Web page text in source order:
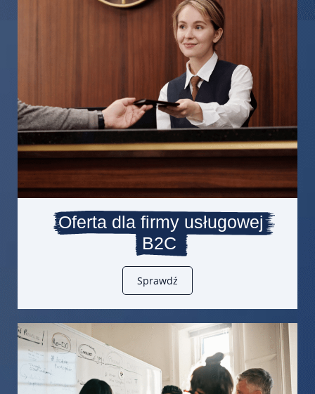
Oferta dla firmy usługowej
B2C
Sprawdź